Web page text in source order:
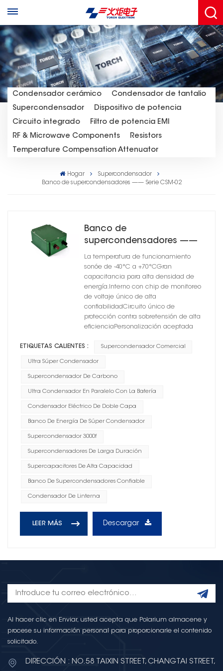
Condensador cerámico
Condensador de tantalio
Supercondensador
Dispositivo de potencia
Circuito integrado
Filtro de potencia EMI
RF & Microwave Components
Resistors
Temperature Compensation Attenuator
Hogar
Supercondensador
Banco de supercondensadores —— Serie CSM-02
Banco de
supercondensadores ——
Serie CSM-02
La temperatura de funcionamiento
sonóe de -40°C a +70°CGran
capacitancia para alta densidad de
energía.Interno con chip de monitoreo
de voltaje único de alta
confiabilidadCircuito único de
protección contra sobretensión de alta
eficienciaPersonalización aceptada
ETIQUETAS CALIENTES : Supercondensador Comercial
Ultra Súper Condensador
Supercondensador De Carbono
Ultra Condensador En Paralelo Con La Batería
Condensador Eléctrico De Doble Capa
Banco De Energía De Súper Condensador
Supercondensador 3000f
Supercondensadores De Larga Duración
Supercapacitores De Alta Capacidad
Banco De Supercondensadores Confiable
Condensador De Linterna
LEER MÁS Descargar
Al hacer clic en Enviar, usted acepta que Polarium almacene y
procese su información personal para proporcionarle el contenido
solicitado.
DIRECCIÓN : NO.58 TAIXIN STREET, CHANGTAI STREET,